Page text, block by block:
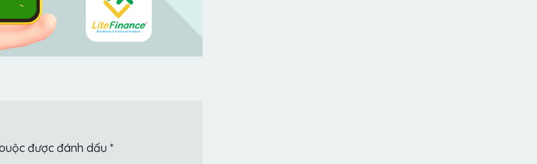
được đánh dấu *